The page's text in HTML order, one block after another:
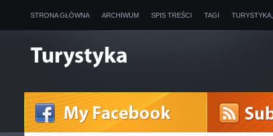
STRONA GŁÓWNA ARCHIWUM SPIS TREŚCI TAGI